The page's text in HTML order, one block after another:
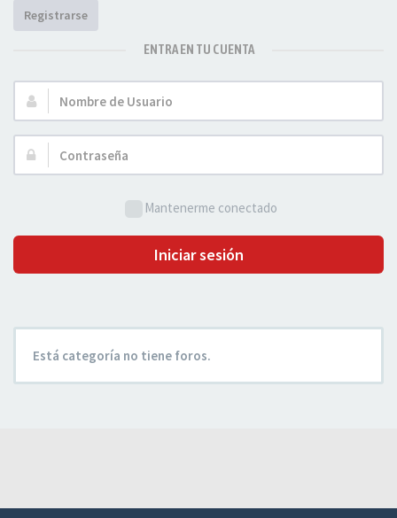
Registrarse
ENTRA EN TU CUENTA
Nombre
de
Usuario:
Contraseña:
Mantenerme conectado
Iniciar sesión
Está categoría no tiene foros.